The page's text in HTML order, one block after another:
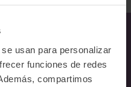
usan para personalizar
funciones de redes
compartimos